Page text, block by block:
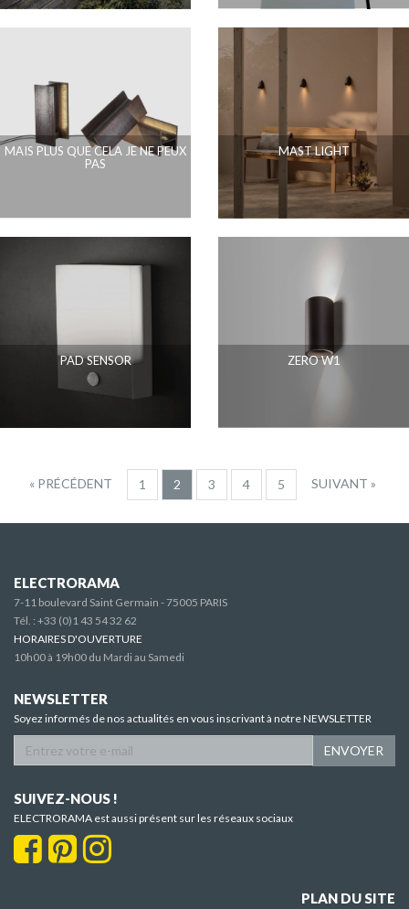
MAIS PLUS QUE CELA JE NE PEUX
PAS
MAST LIGHT
PAD SENSOR ZERO W1
« PRÉCÉDENT 1 2 3 4 5 SUIVANT »
ELECTRORAMA
7-11 boulevard Saint Germain - 75005 PARIS
Tél. : +33 (0)1 43 54 32 62
HORAIRES D'OUVERTURE
10h00 à 19h00 du Mardi au Samedi
NEWSLETTER
Soyez informés de nos actualités en vous inscrivant à notre NEWSLETTER
ENVOYER
SUIVEZ-NOUS !
ELECTRORAMA est aussi présent sur les réseaux sociaux
PLAN DU SITE